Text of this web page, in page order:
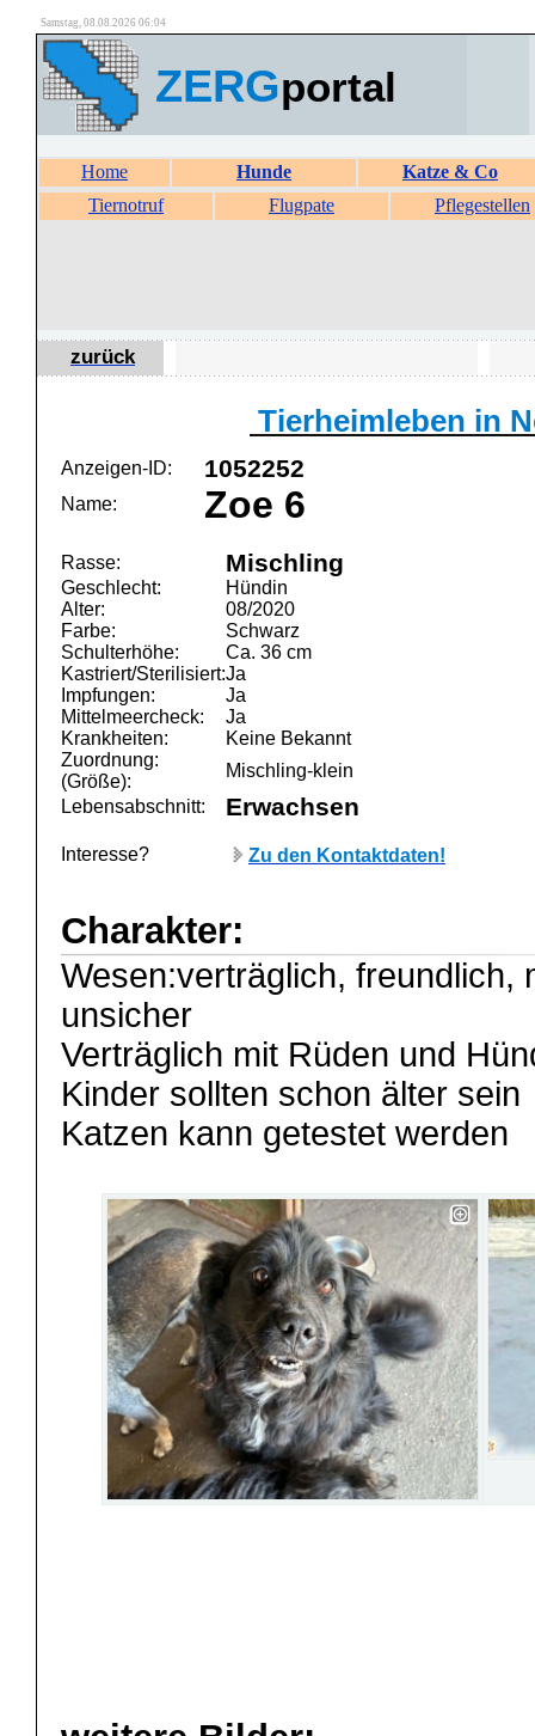
Samstag, 08.08.2026 06:04
ZERGportal
Home Hunde
Katze & Co
Tiernotruf
Flugpate Pflegestellen
zurück
Tierheimleben in
Anzeigen-ID: 1052252
Name: Zoe 6
Rasse: Mischling
Geschlecht:
Hündin
Alter:
08/2020
Farbe:
Schwarz
Schulterhöhe:
Ca. 36 cm
Kastriert/Sterilisiert:Ja
Impfungen:
Ja
Mittelmeercheck:
Ja
Krankheiten:
Keine Bekannt
Zuordnung:
(Größe):
Mischling-klein
Lebensabschnitt:
Erwachsen
Interesse? Zu den Kontaktdaten!
Charakter:
Wesen:verträglich, freundlich,
unsicher
Verträglich mit Rüden und
Kinder sollten schon älter sein
Katzen kann getestet werden